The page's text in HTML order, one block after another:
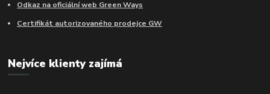
Odkaz na oficiální web Green Ways
Certifikát autorizovaného prodejce GW
Nejvíce klienty zajímá